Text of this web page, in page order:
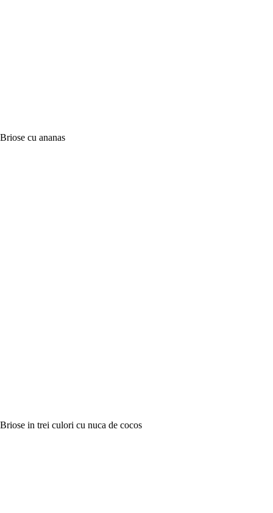
Briose cu ananas
Briose in trei culori cu nuca de cocos